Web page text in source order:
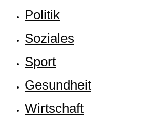
Poli­tik
Sozia­les
Sport
Gesund­heit
Wirt­schaft